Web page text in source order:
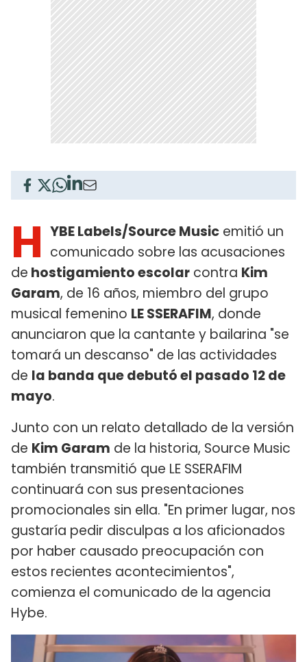
H YBE Labels/Source Music emitió un
comunicado sobre las acusaciones
de hostigamiento escolar contra Kim
Garam, de 16 años, miembro del grupo
musical femenino LE SSERAFIM, donde
anunciaron que la cantante y bailarina "se
tomará un descanso" de las actividades
de la banda que debutó el pasado 12 de
mayo.
Junto con un relato detallado de la versión
de Kim Garam de la historia, Source Music
también transmitió que LE SSERAFIM
continuará con sus presentaciones
promocionales sin ella. "En primer lugar, nos
gustaría pedir disculpas a los aficionados
por haber causado preocupación con
estos recientes acontecimientos",
comienza el comunicado de la agencia
Hybe.